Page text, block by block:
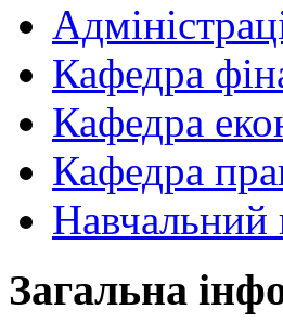
Кафедра
Кафедра
Кафедра
Загальна